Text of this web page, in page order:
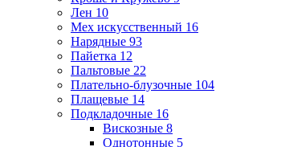
Лен 10
Мех искусственный 16
Нарядные 93
Пайетка 12
Пальтовые 22
Плательно-блузочные 104
Плащевые 14
Подкладочные 16
Вискозные 8
Однотонные 5